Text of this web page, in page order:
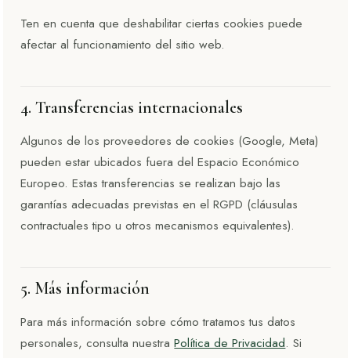
Ten en cuenta que deshabilitar ciertas cookies puede
afectar al funcionamiento del sitio web.
4. Transferencias internacionales
Algunos de los proveedores de cookies (Google, Meta)
pueden estar ubicados fuera del Espacio Económico
Europeo. Estas transferencias se realizan bajo las
garantías adecuadas previstas en el RGPD (cláusulas
contractuales tipo u otros mecanismos equivalentes).
5. Más información
Para más información sobre cómo tratamos tus datos
personales, consulta nuestraPolítica de Privacidad. Si